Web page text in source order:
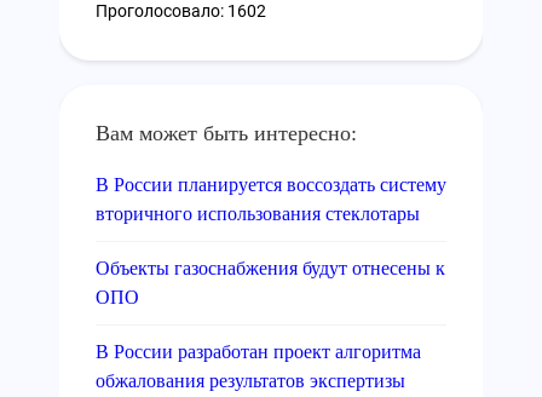
Проголосовало: 1602
Вам может быть интересно:
В России планируется воссоздать систему
вторичного использования стеклотары
Объекты газоснабжения будут отнесены к
ОПО
В России разработан проект алгоритма
обжалования результатов экспертизы